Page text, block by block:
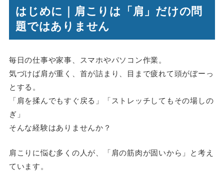
はじめに｜肩こりは「肩」だけの問
題ではありません
毎日の仕事や家事、スマホやパソコン作業。
気づけば肩が重く、首が詰まり、目まで疲れて頭がぼーっ
とする。
「肩を揉んでもすぐ戻る」「ストレッチしてもその場しの
ぎ」
そんな経験はありませんか？
肩こりに悩む多くの人が、「肩の筋肉が固いから」と考え
ています。